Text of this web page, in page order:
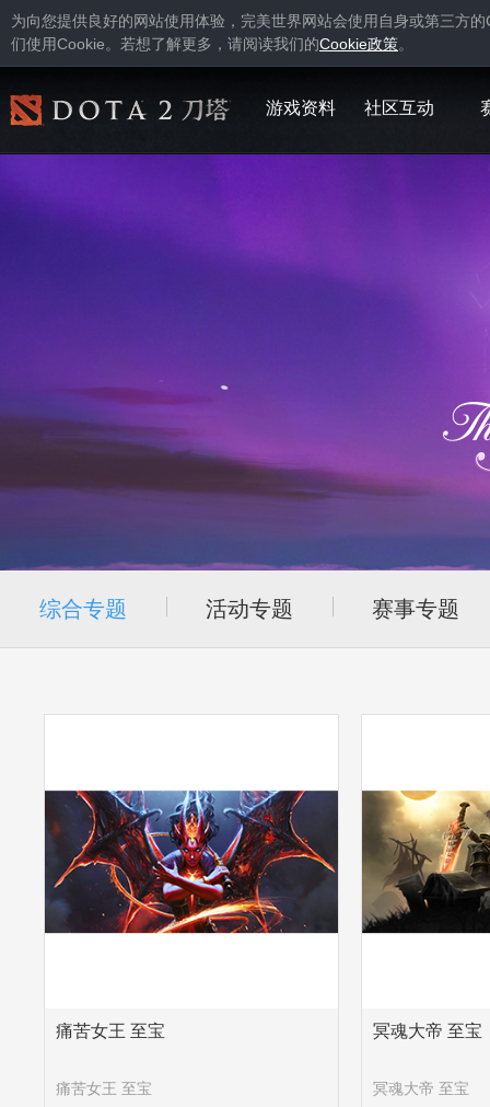
为向您提供良好的网站使用体验，完美世界网站会使用自身或第三方的
们使用Cookie。若想了解更多，请阅读我们的Cookie政策。
游戏资料 社区互动
综合专题 活动专题 赛事专题
痛苦女王 至宝
痛苦女王 至宝
冥魂大帝 至宝
冥魂大帝 至宝